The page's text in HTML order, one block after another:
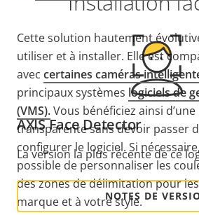
Cette solution hautement
utiliser et à installer. Elle est
avec certaines caméras
principaux systèmes logiciels de
(VMS).Vous bénéficiez ainsi
transparente sans devoir passer
configurer le logiciel. Si
possible de personnaliser les
des zones de délimitation pour
marque et à votre style.
AXIS Face Detector
La version la plus récente de ce
NOTES DE